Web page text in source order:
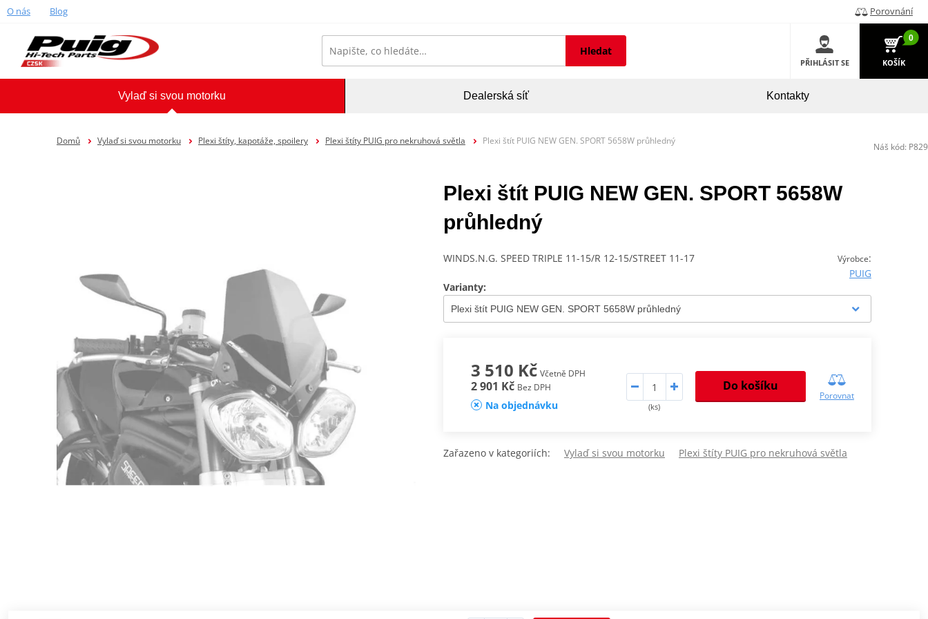
O nás Blog Porovnání
Hledat
PŘIHLÁSIT SE
0
KOŠÍK
Vylaď si svou motorku Dealerská síť Kontakty
Domů Vylaď si svou motorku Plexi štíty, kapotáže, spoilery Plexi štíty PUIG pro nekruhová světla Plexi štít PUIG NEW GEN. SPORT 5658W průhledný
Plexi štít PUIG NEW GEN. SPORT 5658W
průhledný
Výrobce:
PUIG
WINDS.N.G. SPEED TRIPLE 11-15/R 12-15/STREET 11-17
Varianty:
3 510 Kč Včetně DPH
2 901 Kč Bez DPH
Na objednávku (ks)
Do košíku
Porovnat
Zařazeno v kategoriích: Vylaď si svou motorku Plexi štíty PUIG pro nekruhová světla
Náš kód: P829